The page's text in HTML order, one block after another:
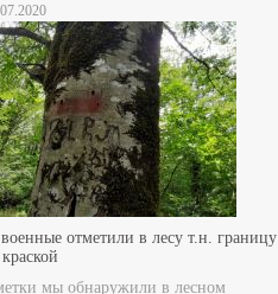
отметили в лесу т.н. границу
мы обнаружили в лесном